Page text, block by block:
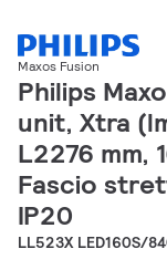
Maxos Fusion
Philips
unit, Xtra
L2276 mm,
Fascio
IP20
LL523X LED160S/